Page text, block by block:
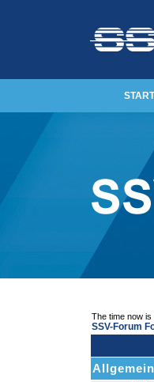
START
The time now
SSV-Forum